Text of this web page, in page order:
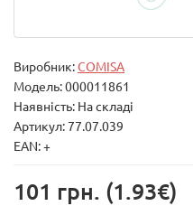
Виробник:COMISA
Модель:000011861
Наявність: На складі
Артикул: 77.07.039
EAN: +
101 грн. (1.93€)